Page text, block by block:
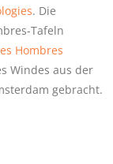
. Die
Tafeln
Hombres
Windes aus der
gebracht.